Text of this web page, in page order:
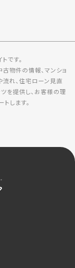
です。
物件の情報、マンショ
流れ、住宅ローン見直
を提供し、お客様の理
します。